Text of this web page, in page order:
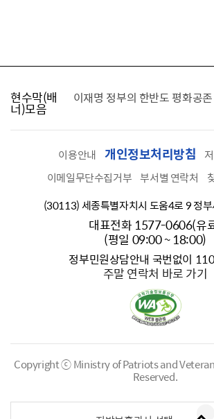
현수막(배
너)모음
찾습니다 이재명 정부의 한반도 평화공
이용안내 개인정보처리방침
이메일무단수집거부 부서별 연락처
(30113) 세종특별자치시 도움4로 9 정
대표전화 1577-0606(유
(평일 09:00 ~ 18:00)
정부민원상담안내 국번없이
주말 연락처 바로 가기
Copyright ⓒ Ministry of Patriots and
Reserved.